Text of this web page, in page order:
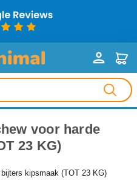
voor harde
23 KG)